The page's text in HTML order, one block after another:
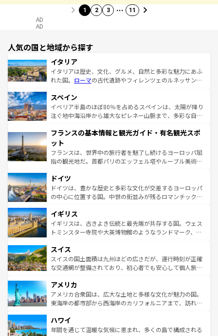
1 2 3 … 11
AD
AD
人気の国と地域から探す
イタリア
イタリアは歴史、文化、グルメ、自然と多彩な魅力にあふ
れた国。 ローマの古代遺跡やフィレンツェのルネッサンス
ろん、トスカーナの美しい田園風景やアマルフィ海岸の絶
景など、自然景観も見逃せない。観光の合間には、本場の
ピザやパスタなど、絶品のイタリア料理を堪能することも
ませてくれるイタリアで、忘れられない旅をしてみよう！
なお、新着のイタリア情報は
しい。
スペイン
イベリア半島のほぼ80％を占めるスペインは、太陽が降り
注ぐ地中海沿岸から雄大なピレネー山脈まで、多彩な自然
文化が根付くこの国では、情熱的なフラメンコ、熱気あふ
れる闘牛、そして美味しいタパスが生活の一部となってい
る。首都マドリードの洗練された雰囲気や、バルセロナの
アートに溢れた街角から、地方では古代ローマ遺跡や中世
せる。地方によって風土や気候が異なるスペインはその個
性で訪れる人を魅了する。 なお、新着のスペイン情報は コ
ンテンツ一覧を参照してほしい。
フランスの基本情報と観光ガイド・有名観光スポ
ット
フランスは、世界中の旅行者を魅了し続けるヨーロッパ屈
指の観光地だ。首都パリのエッフェル塔やルーブル美術館
で、幅広い魅力が詰まっている。華麗な宮殿、歴史的な大
聖堂、美しいビーチ、そして豊かな自然が、訪れる者を心
から魅了する。また、フランスは美食の国としても知ら
いる。シャンパンの発祥地であるランス、プロヴァンスの
香り高いラベンダー畑など、多彩な楽しみ方が可能だ。さ
らに、パリ以外の地域にも魅力が溢れており、どの街角に
れる地方に足を運ぶとそれぞれで全く異なる文化を体験で
きるだろう。 なお、新着のフランス情報はコンテンツ一覧
を参照してほしい。
ドイツ
ドイツは、豊かな歴史と多彩な文化が交差するヨーロッパ
の中心に位置する国。中世の街並みが残るロマンチック街
顔を持つこの国は、どこを歩いても飽きることがない。ベ
ルリンの文化的活気、バイエルン州のアルプスの絶景、そ
してライン川沿いのワイン畑といった風景は必見。ビール
は、お酒好きな人にはぜひ体験してほしい。 なお、新着の
ドイツ情報はコンテンツ一覧を参照してほしい。
イギリス
イギリスは、古きよき伝統と最先端が共存する国。ウェス
トミンスター寺院や大英博物館のようなランドマーク、歴
リアごとに異なる魅力がある。また、優雅なアフタヌーン
ティー、ビール好きにはたまらない英国パブ、サッカー観
戦など、本場だからこそできる体験も豊富。イギリスを旅
ンツ一覧を参照してほしい。
スイス
スイスの国土面積は九州ほどの広さだが、運行時刻が正確
な交通網が整備されており、初心者でも安心して個人旅行
の建物がそのまま残る町や、スイスならではのユニークな
博物館もあり、アルプス観光だけでなく町歩きも満喫する
ことができる。国民の所得が高いため物価も高いが、旅行
ば市内交通費無料で観光を楽しむこともできる。 なお、新
着のスイス情報はコンテンツ一覧 を参照してほしい。
アメリカ
アメリカ合衆国は、広大な土地と多様な文化が魅力の国。
東海岸の都市部から西海岸のカリフォルニアまで、訪れる
のような巨大都市は、観光、ショッピング、エンターテイ
ンメントが詰まった刺激的なスポットだ。一方、アメリカ
ハワイ
年間を通じて温暖な気候に恵まれ、多くの島で構成される